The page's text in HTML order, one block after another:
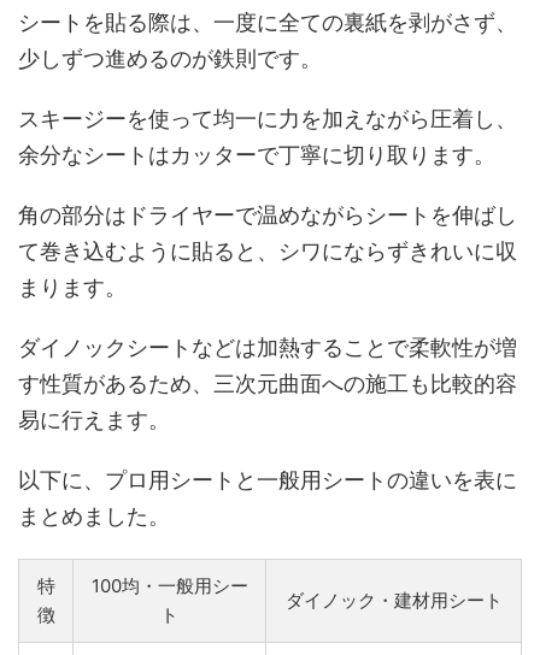
シートを貼る際は、一度に全ての裏紙を剥がさず、
少しずつ進めるのが鉄則です。
スキージーを使って均一に力を加えながら圧着し、
余分なシートはカッターで丁寧に切り取ります。
角の部分はドライヤーで温めながらシートを伸ばし
て巻き込むように貼ると、シワにならずきれいに収
まります。
ダイノックシートなどは加熱することで柔軟性が増
す性質があるため、三次元曲面への施工も比較的容
易に行えます。
以下に、プロ用シートと一般用シートの違いを表に
まとめました。
特
徴
100均・一般用シー
ト
ダイノック・建材用シート